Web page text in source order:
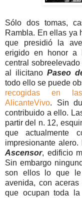
Sólo dos tomas,
Rambla. En ellas ya
que presidió la
erigido en honor a
central
al ilicitano Paseo
todo ello se puede
recogidas en
AlicanteVivo. Sin
contribuido a ello.
partir del n. 12,
que actualmente
impresionante
Ascensor, edificio
Sin embargo
son ellos lo que
avenida, con
que ocupan toda